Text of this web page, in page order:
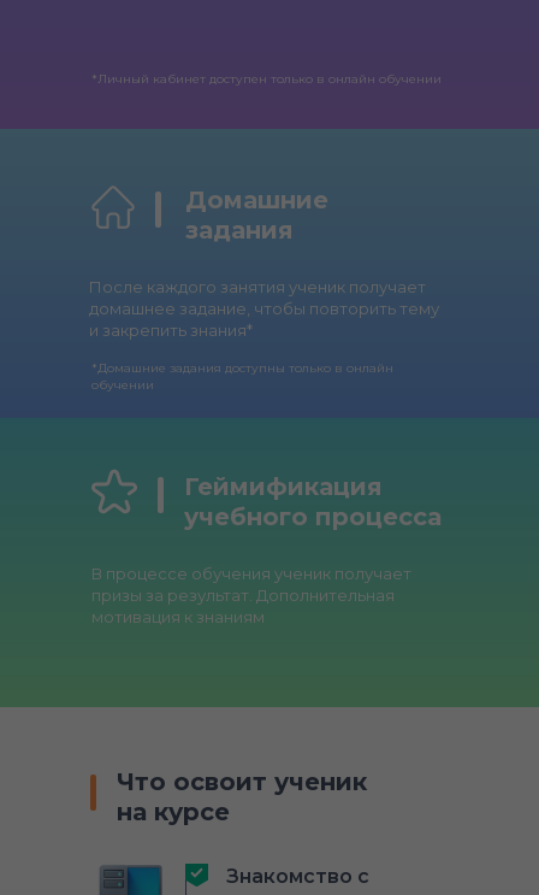
*Личный кабинет доступен только в онлайн обучении
Домашние
задания
После каждого занятия ученик получает
домашнее задание, чтобы повторить тему
и закрепить знания*
*Домашние задания доступны только в онлайн
обучении
Геймификация
учебного процесса
В процессе обучения ученик получает
призы за результат. Дополнительная
мотивация к знаниям
Что освоит ученик
на курсе
Знакомство с